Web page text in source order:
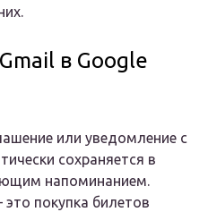
в Google
или уведомление с
сохраняется в
напоминанием.
покупка билетов